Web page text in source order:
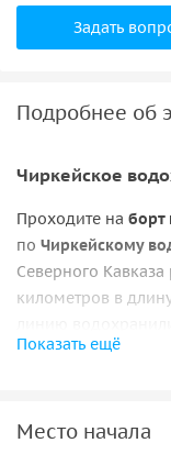
Задать
Подробнее об
Чиркейское
Проходите на борт
по Чиркейскому
Северного Кавказа
километров в
многочисленные
Сулакский каньон
Показать ещё
Место начала